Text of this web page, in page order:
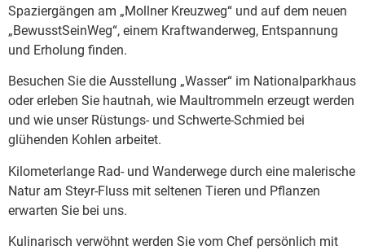
Spaziergängen am „Mollner Kreuzweg“ und auf dem neuen
„BewusstSeinWeg“, einem Kraftwanderweg, Entspannung
und Erholung finden.
Besuchen Sie die Ausstellung „Wasser“ im Nationalparkhaus
oder erleben Sie hautnah, wie Maultrommeln erzeugt werden
und wie unser Rüstungs- und Schwerte-Schmied bei
glühenden Kohlen arbeitet.
Kilometerlange Rad- und Wanderwege durch eine malerische
Natur am Steyr-Fluss mit seltenen Tieren und Pflanzen
erwarten Sie bei uns.
Kulinarisch verwöhnt werden Sie vom Chef persönlich mit